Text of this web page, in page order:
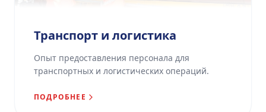
Транспорт и логистика
Опыт предоставления персонала для
транспортных и логистических операций.
ПОДРОБНЕЕ